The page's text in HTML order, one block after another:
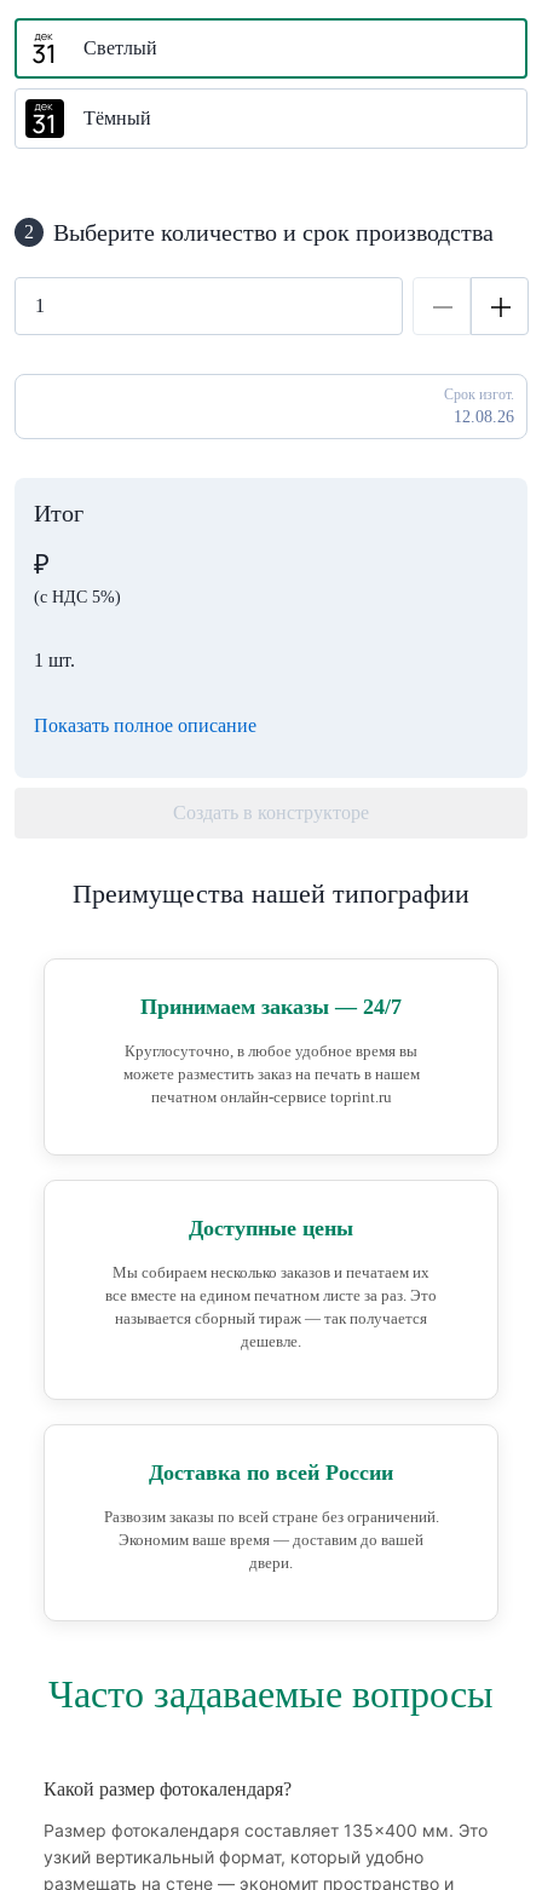
Светлый
Тёмный
2 Выберите количество и срок производства
Срок изгот.
12.08.26
Итог
₽
(с НДС 5%)
1 шт.
Показать полное описание
Создать в конструкторе
Преимущества нашей типографии
Принимаем заказы — 24/7
Круглосуточно, в любое удобное время вы
можете разместить заказ на печать в нашем
печатном онлайн-сервисе toprint.ru
Доступные цены
Мы собираем несколько заказов и печатаем их
все вместе на едином печатном листе за раз. Это
называется сборный тираж — так получается
дешевле.
Доставка по всей России
Развозим заказы по всей стране без ограничений.
Экономим ваше время — доставим до вашей
двери.
Часто задаваемые вопросы
Какой размер фотокалендаря?
Размер фотокалендаря составляет 135×400 мм. Это
узкий вертикальный формат, который удобно
размещать на стене — экономит пространство и